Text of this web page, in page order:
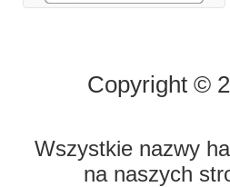
Copyright ©
Wszystkie nazwy
na naszych